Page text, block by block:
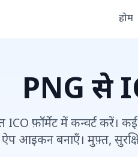
होम
PNG से
ICO फ़ॉर्मेट में कन्वर्ट
ऐप आइकन बनाएँ। मुफ़्त,